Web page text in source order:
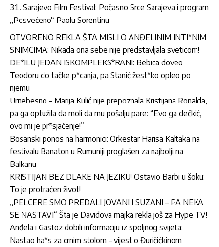
Sarajevo Film Festival: Počasno Srce Sarajeva i program
„Posvećeno“ Paolu Sorentinu
OTVORENO REKLA ŠTA MISLI O ANĐELINIM INTI*NIM
SNIMCIMA: Nikada ona sebe nije predstavljala sveticom!
DE*ILU JEDAN ISKOMPLEKS*RANI: Bebica doveo
Teodoru do tačke p*canja, pa Stanić žest*ko opleo po
njemu
Urnebesno – Marija Kulić nije prepoznala Kristijana Ronalda,
pa ga optužila da moli da mu pošalju pare: “Evo ga dečkić,
ovo mi je pr*sjačenje!”
Bosanski ponos na harmonici: Orkestar Harisa Kaltaka na
festivalu Banaton u Rumuniji proglašen za najbolji na
Balkanu
KRISTIJAN BEZ DLAKE NA JEZIKU! Ostavio Barbi u šoku:
To je protraćen život!
„PELCERE SMO PREDALI JOVANI I SUZANI – PA NEKA
SE NASTAVI“ Šta je Davidova majka rekla još za Hype TV!
Anđela i Gastoz dobili informaciju iz spoljnog svijeta:
Nastao ha*s za crnim stolom – vijest o Đuričićkinom